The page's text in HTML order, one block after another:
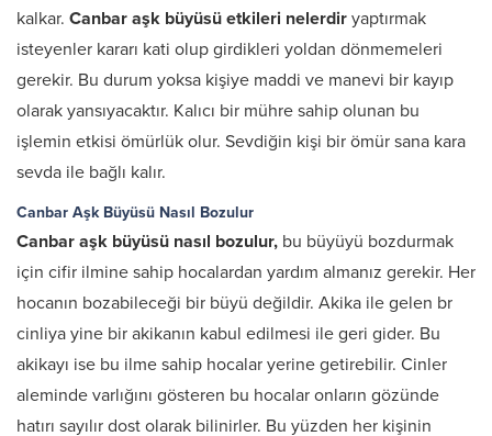
kalkar. Canbar aşk büyüsü etkileri nelerdir yaptırmak
isteyenler kararı kati olup girdikleri yoldan dönmemeleri
gerekir. Bu durum yoksa kişiye maddi ve manevi bir kayıp
olarak yansıyacaktır. Kalıcı bir mühre sahip olunan bu
işlemin etkisi ömürlük olur. Sevdiğin kişi bir ömür sana kara
sevda ile bağlı kalır.
Canbar Aşk Büyüsü Nasıl Bozulur
Canbar aşk büyüsü nasıl bozulur, bu büyüyü bozdurmak
için cifir ilmine sahip hocalardan yardım almanız gerekir. Her
hocanın bozabileceği bir büyü değildir. Akika ile gelen br
cinliya yine bir akikanın kabul edilmesi ile geri gider. Bu
akikayı ise bu ilme sahip hocalar yerine getirebilir. Cinler
aleminde varlığını gösteren bu hocalar onların gözünde
hatırı sayılır dost olarak bilinirler. Bu yüzden her kişinin